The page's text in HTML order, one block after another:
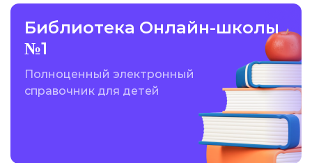
Библиотека Онлайн-школы
№1
Полноценный электронный
справочник для детей